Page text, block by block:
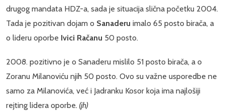
drugog mandata HDZ-a, sada je situacija slična početku 2004.
Tada je pozitivan dojam o Sanaderu imalo 65 posto birača, a
o lideru oporbe Ivici Račanu 50 posto.
2008. pozitivno je o Sanaderu mislilo 51 posto birača, a o
Zoranu Milanoviću njih 50 posto. Ovo su važne usporedbe ne
samo za Milanovića, već i Jadranku Kosor koja ima najlošiji
rejting lidera oporbe. (jh)